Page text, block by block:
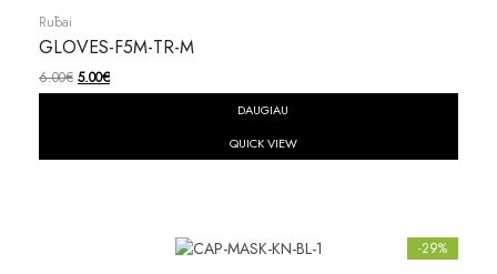
Rūbai
GLOVES-F5M-TR-M
6.00€ 5.00€
DAUGIAU
QUICK VIEW
-29%